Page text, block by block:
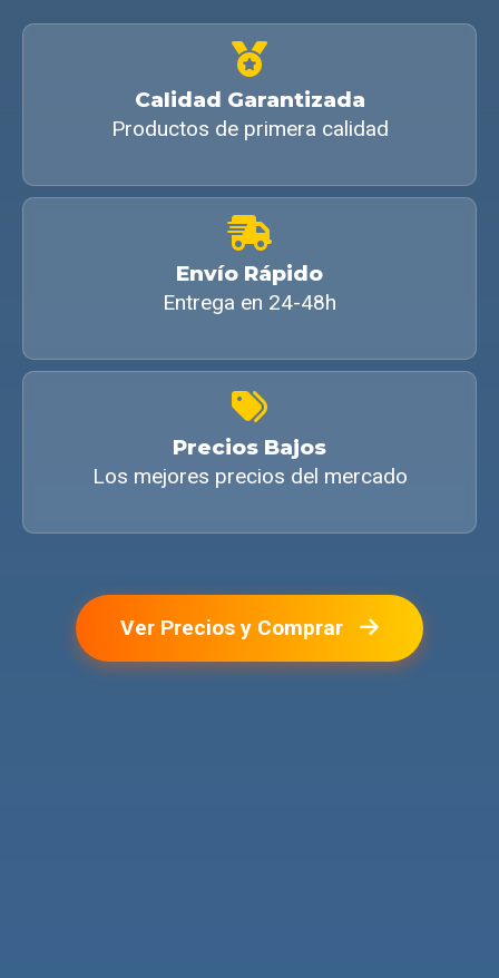
Calidad Garantizada
Productos de primera calidad
Envío Rápido
Entrega en 24-48h
Precios Bajos
Los mejores precios del mercado
Ver Precios y Comprar